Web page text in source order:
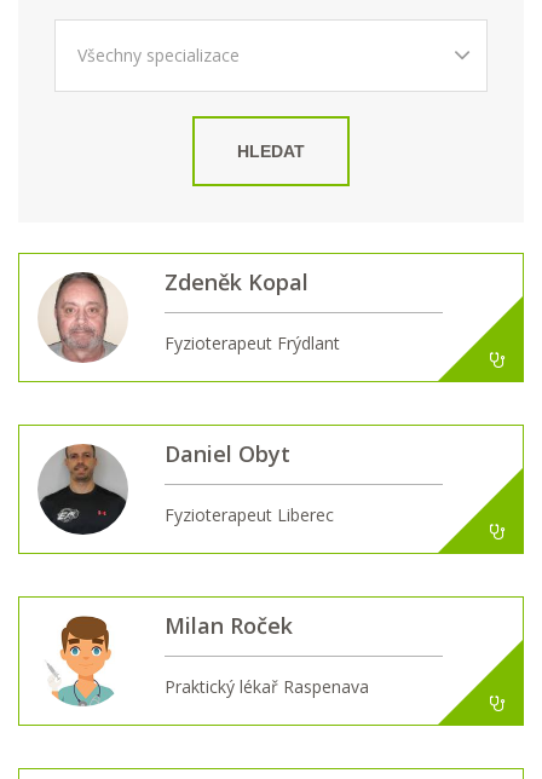
HLEDAT
Zdeněk Kopal
Fyzioterapeut Frýdlant
Daniel Obyt
Fyzioterapeut Liberec
Milan Roček
Praktický lékař Raspenava